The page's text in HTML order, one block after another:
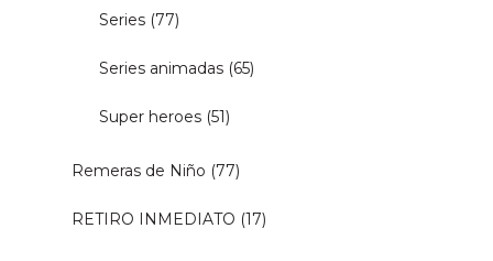
Series (77)
Series animadas (65)
Super heroes (51)
Remeras de Niño (77)
RETIRO INMEDIATO (17)